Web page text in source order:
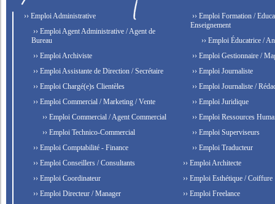
›› Emploi Administrative
›› Emploi Agent Administrative / Agent de
Bureau
›› Emploi Archiviste
›› Emploi Assistante de Direction / Secrétaire
›› Emploi Chargé(e)s Clientèles
›› Emploi Commercial / Marketing / Vente
›› Emploi Commercial / Agent Commercial
›› Emploi Technico-Commercial
›› Emploi Comptabilité - Finance
›› Emploi Conseillers / Consultants
›› Emploi Coordinateur
›› Emploi Directeur / Manager
›› Emploi Formation /
Enseignement
›› Emploi Éducatrice /
›› Emploi Gestionnaire /
›› Emploi Journaliste
›› Emploi Journaliste /
›› Emploi Juridique
›› Emploi Ressources
›› Emploi Superviseurs
›› Emploi Traducteur
›› Emploi Architecte
›› Emploi Esthétique / Coiffure
›› Emploi Freelance